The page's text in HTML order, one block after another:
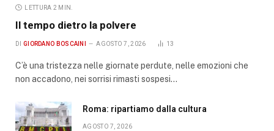
LETTURA 2 MIN.
Il tempo dietro la polvere
DI GIORDANO BOSCAINI AGOSTO 7, 2026 13
C’è una tristezza nelle giornate perdute, nelle emozioni che
non accadono, nei sorrisi rimasti sospesi…
Roma: ripartiamo dalla cultura
AGOSTO 7, 2026